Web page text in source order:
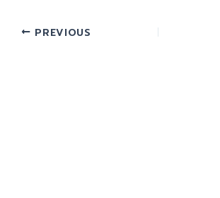
PREVIOUS